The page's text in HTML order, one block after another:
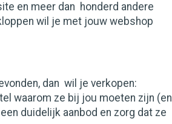
en meer dan honderd andere
wil je met jouw webshop
dan wil je verkopen:
waarom ze bij jou moeten zijn (en
duidelijk aanbod en zorg dat ze